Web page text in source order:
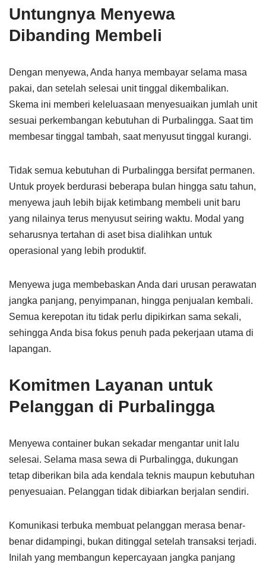
Untungnya Menyewa
Dibanding Membeli
Dengan menyewa, Anda hanya membayar selama masa
pakai, dan setelah selesai unit tinggal dikembalikan.
Skema ini memberi keleluasaan menyesuaikan jumlah unit
sesuai perkembangan kebutuhan di Purbalingga. Saat tim
membesar tinggal tambah, saat menyusut tinggal kurangi.
Tidak semua kebutuhan di Purbalingga bersifat permanen.
Untuk proyek berdurasi beberapa bulan hingga satu tahun,
menyewa jauh lebih bijak ketimbang membeli unit baru
yang nilainya terus menyusut seiring waktu. Modal yang
seharusnya tertahan di aset bisa dialihkan untuk
operasional yang lebih produktif.
Menyewa juga membebaskan Anda dari urusan perawatan
jangka panjang, penyimpanan, hingga penjualan kembali.
Semua kerepotan itu tidak perlu dipikirkan sama sekali,
sehingga Anda bisa fokus penuh pada pekerjaan utama di
lapangan.
Komitmen Layanan untuk
Pelanggan di Purbalingga
Menyewa container bukan sekadar mengantar unit lalu
selesai. Selama masa sewa di Purbalingga, dukungan
tetap diberikan bila ada kendala teknis maupun kebutuhan
penyesuaian. Pelanggan tidak dibiarkan berjalan sendiri.
Komunikasi terbuka membuat pelanggan merasa benar-
benar didampingi, bukan ditinggal setelah transaksi terjadi.
Inilah yang membangun kepercayaan jangka panjang